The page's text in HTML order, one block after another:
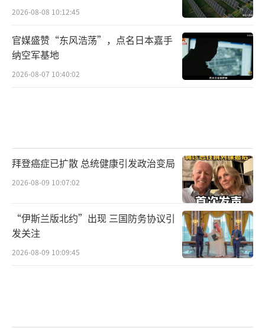
2026-08-08 10:12:45
官媒盛赞“东风浩荡”，点名日本嘉手
纳空军基地
2026-08-07 10:40:02
拜登癌症已扩散 总统健康引发政治变局
2026-08-09 10:07:02
“伊斯兰版北约”出现 三国防务协议引
发关注
2026-08-09 10:09:45